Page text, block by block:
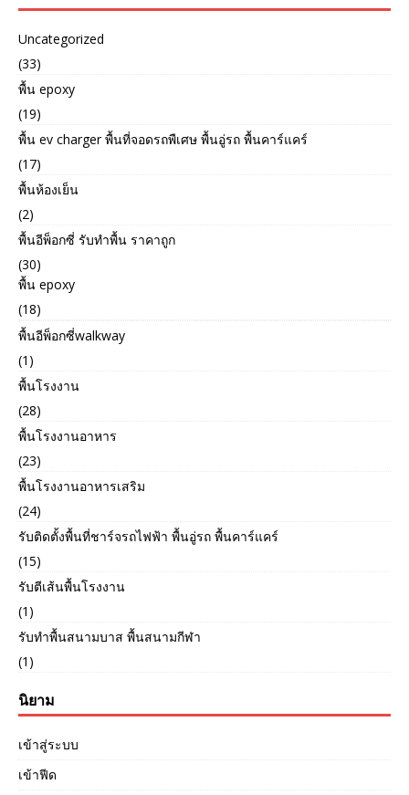
Uncategorized
(33)
พื้น epoxy
(19)
พื้น ev charger พื้นที่จอดรถพืเศษ พื้นอู่รถ พื้นคาร์แคร์
(17)
พื้นห้องเย็น
(2)
พื้นอีพ็อกซี่ รับทำพื้น ราคาถูก
(30)
พื้น epoxy
(18)
พื้นอีพ็อกซี่walkway
(1)
พื้นโรงงาน
(28)
พื้นโรงงานอาหาร
(23)
พื้นโรงงานอาหารเสริม
(24)
รับติดตั้งพื้นที่ชาร์จรถไฟฟ้า พื้นอู่รถ พื้นคาร์แคร์
(15)
รับตีเส้นพื้นโรงงาน
(1)
รับทำพื้นสนามบาส พื้นสนามกีฬา
(1)
นิยาม
เข้าสู่ระบบ
เข้าฟีด